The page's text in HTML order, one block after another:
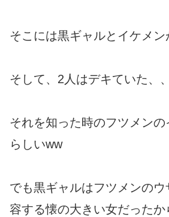
そこには黒ギャルとイケメン
そして、2人はデキていた、、
それを知った時のフツメン
らしいww
でも黒ギャルはフツメンの
容する懐の大きい女だったか